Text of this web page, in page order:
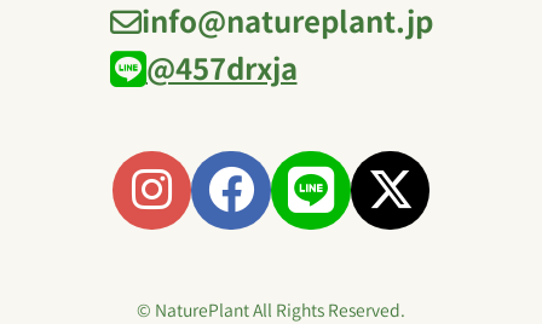
info@natureplant.jp
@457drxja
© NaturePlant All Rights Reserved.